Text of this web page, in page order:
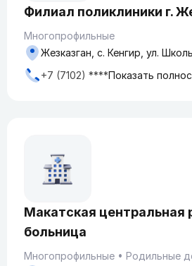
Филиал поликлиники г.
Многопрофильные
Жезказган, с. Кенгир, ул.
+7 (7102) ****Показать
Макатская центральная
больница
Многопрофильные
Родильные